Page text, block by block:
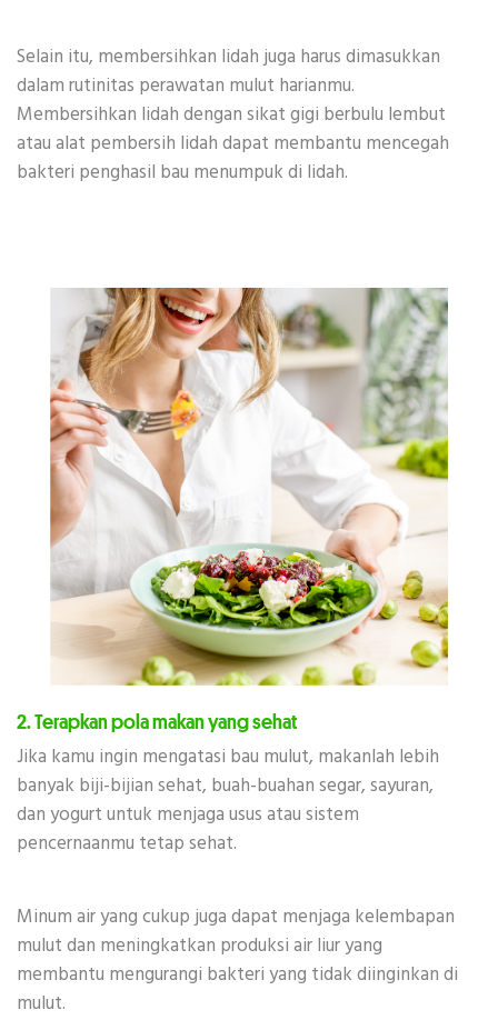
Selain itu, membersihkan lidah juga harus dimasukkan
dalam rutinitas perawatan mulut harianmu.
Membersihkan lidah dengan sikat gigi berbulu lembut
atau alat pembersih lidah dapat membantu mencegah
bakteri penghasil bau menumpuk di lidah.
2. Terapkan pola makan yang sehat
Jika kamu ingin mengatasi bau mulut, makanlah lebih
banyak biji-bijian sehat, buah-buahan segar, sayuran,
dan yogurt untuk menjaga usus atau sistem
pencernaanmu tetap sehat.
Minum air yang cukup juga dapat menjaga kelembapan
mulut dan meningkatkan produksi air liur yang
membantu mengurangi bakteri yang tidak diinginkan di
mulut.